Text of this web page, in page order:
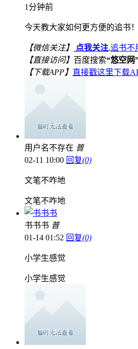
1分钟前
今天教大家如何更方便的追书！
【微信关注】 点我关注,追书不
【直接访问】 百度搜索“悠空网
【下载APP】 直接戳这里下载
用户名不存在 普
02-11 10:00 回复(0)
文笔不咋地
文笔不咋地
书书书 普
01-14 01:52 回复(0)
小学生感觉
小学生感觉